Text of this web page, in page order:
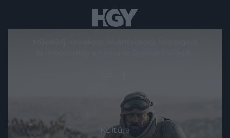
ROVATOK
Kultúra